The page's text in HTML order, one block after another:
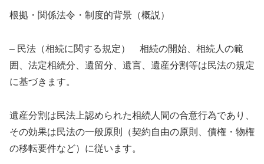
根拠・関係法令・制度的背景（概説）
– 民法（相続に関する規定） 相続の開始、相続人の範
囲、法定相続分、遺留分、遺言、遺産分割等は民法の規定
に基づきます。
遺産分割は民法上認められた相続人間の合意行為であり、
その効果は民法の一般原則（契約自由の原則、債権・物権
の移転要件など）に従います。